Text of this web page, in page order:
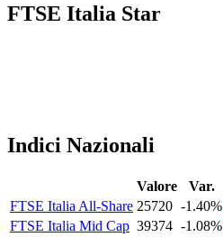
FTSE Italia Star
Indici Nazionali
Valore
Var.
FTSE Italia All-Share 25720 -1.40%
FTSE Italia Mid Cap 39374 -1.08%